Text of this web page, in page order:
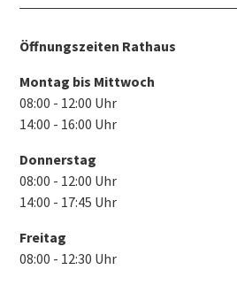
Öffnungszeiten Rathaus
Montag bis Mittwoch
08:00 - 12:00 Uhr
14:00 - 16:00 Uhr
Donnerstag
08:00 - 12:00 Uhr
14:00 - 17:45 Uhr
Freitag
08:00 - 12:30 Uhr